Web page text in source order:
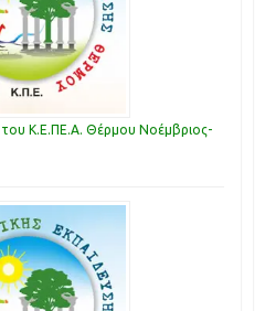
του Κ.Ε.ΠΕ.Α. Θέρμου Νοέμβριος-